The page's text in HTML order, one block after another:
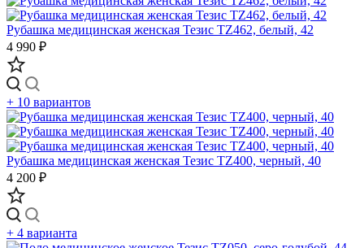
Рубашка медицинская женская Тезис TZ462, белый, 42
4 990 ₽
+ 10 вариантов
Рубашка медицинская женская Тезис TZ400, черный, 40
4 200 ₽
+ 4 варианта